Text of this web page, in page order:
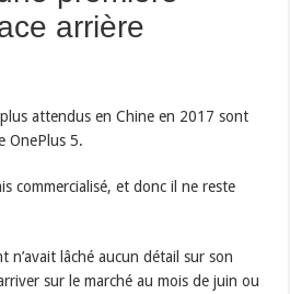
arrière
attendus en Chine en 2017 sont
OnePlus 5.
commercialisé, et donc il ne reste
n’avait lâché aucun détail sur son
sur le marché au mois de juin ou